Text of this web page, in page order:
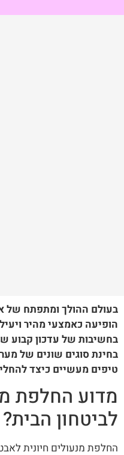
בעולם ההולך ומתפתח של
הופיעה כאמצעי מהיר
בחשיבות של עדכון קבוע
בחינת סוגים שונים של
טיפים מעשיים כיצד
מדוע החלפת
לביטחון הבית?
החלפת מנעולים חיונית